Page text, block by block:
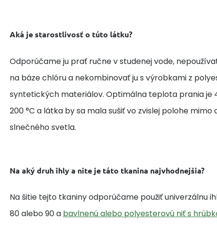
Aká je starostlivosť o túto látku?
Odporúčame ju prať ručne v studenej vode,
na báze chlóru a nekombinovať ju s výrobkami z
syntetických materiálov. Optimálna teplota prania je
200 °C a látka by sa mala sušiť vo zvislej polohe
slnečného svetla.
Na aký druh ihly a nite je táto tkanina najvhodnejšia?
Na šitie tejto tkaniny odporúčame použiť univerzálnu
80 alebo 90 a bavlnenú alebo polyesterovú niť s